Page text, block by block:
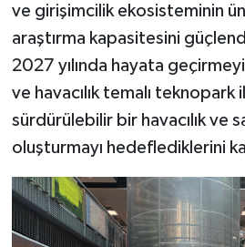
ve girişimcilik ekosisteminin
araştırma kapasitesini
2027 yılında hayata
ve havacılık temalı teknopark
sürdürülebilir bir havacılık ve
oluşturmayı hedeflediklerini